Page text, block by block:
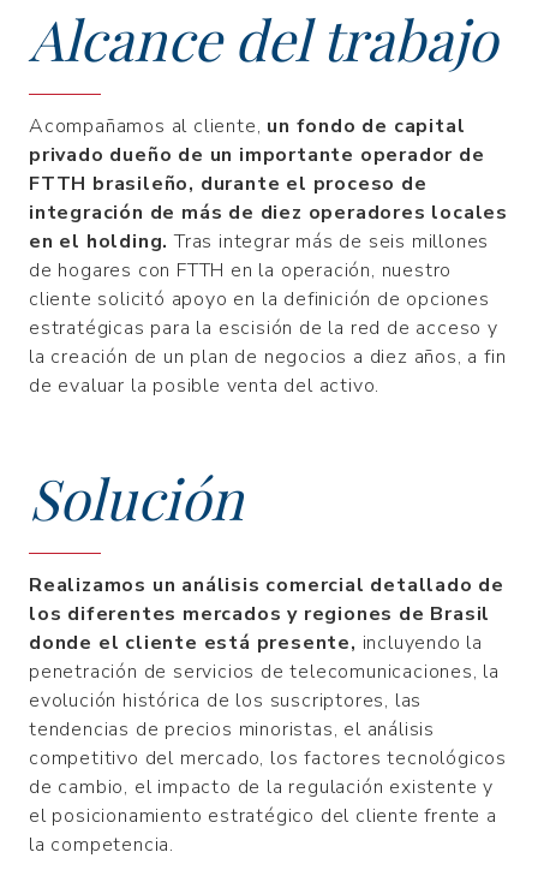
Alcance del trabajo
Acompañamos al cliente, un fondo de capital
privado dueño de un importante operador de
FTTH brasileño, durante el proceso de
integración de más de diez operadores locales
en el holding. Tras integrar más de seis millones
de hogares con FTTH en la operación, nuestro
cliente solicitó apoyo en la definición de opciones
estratégicas para la escisión de la red de acceso y
la creación de un plan de negocios a diez años, a fin
de evaluar la posible venta del activo.
Solución
Realizamos un análisis comercial detallado de
los diferentes mercados y regiones de Brasil
donde el cliente está presente, incluyendo la
penetración de servicios de telecomunicaciones, la
evolución histórica de los suscriptores, las
tendencias de precios minoristas, el análisis
competitivo del mercado, los factores tecnológicos
de cambio, el impacto de la regulación existente y
el posicionamiento estratégico del cliente frente a
la competencia.